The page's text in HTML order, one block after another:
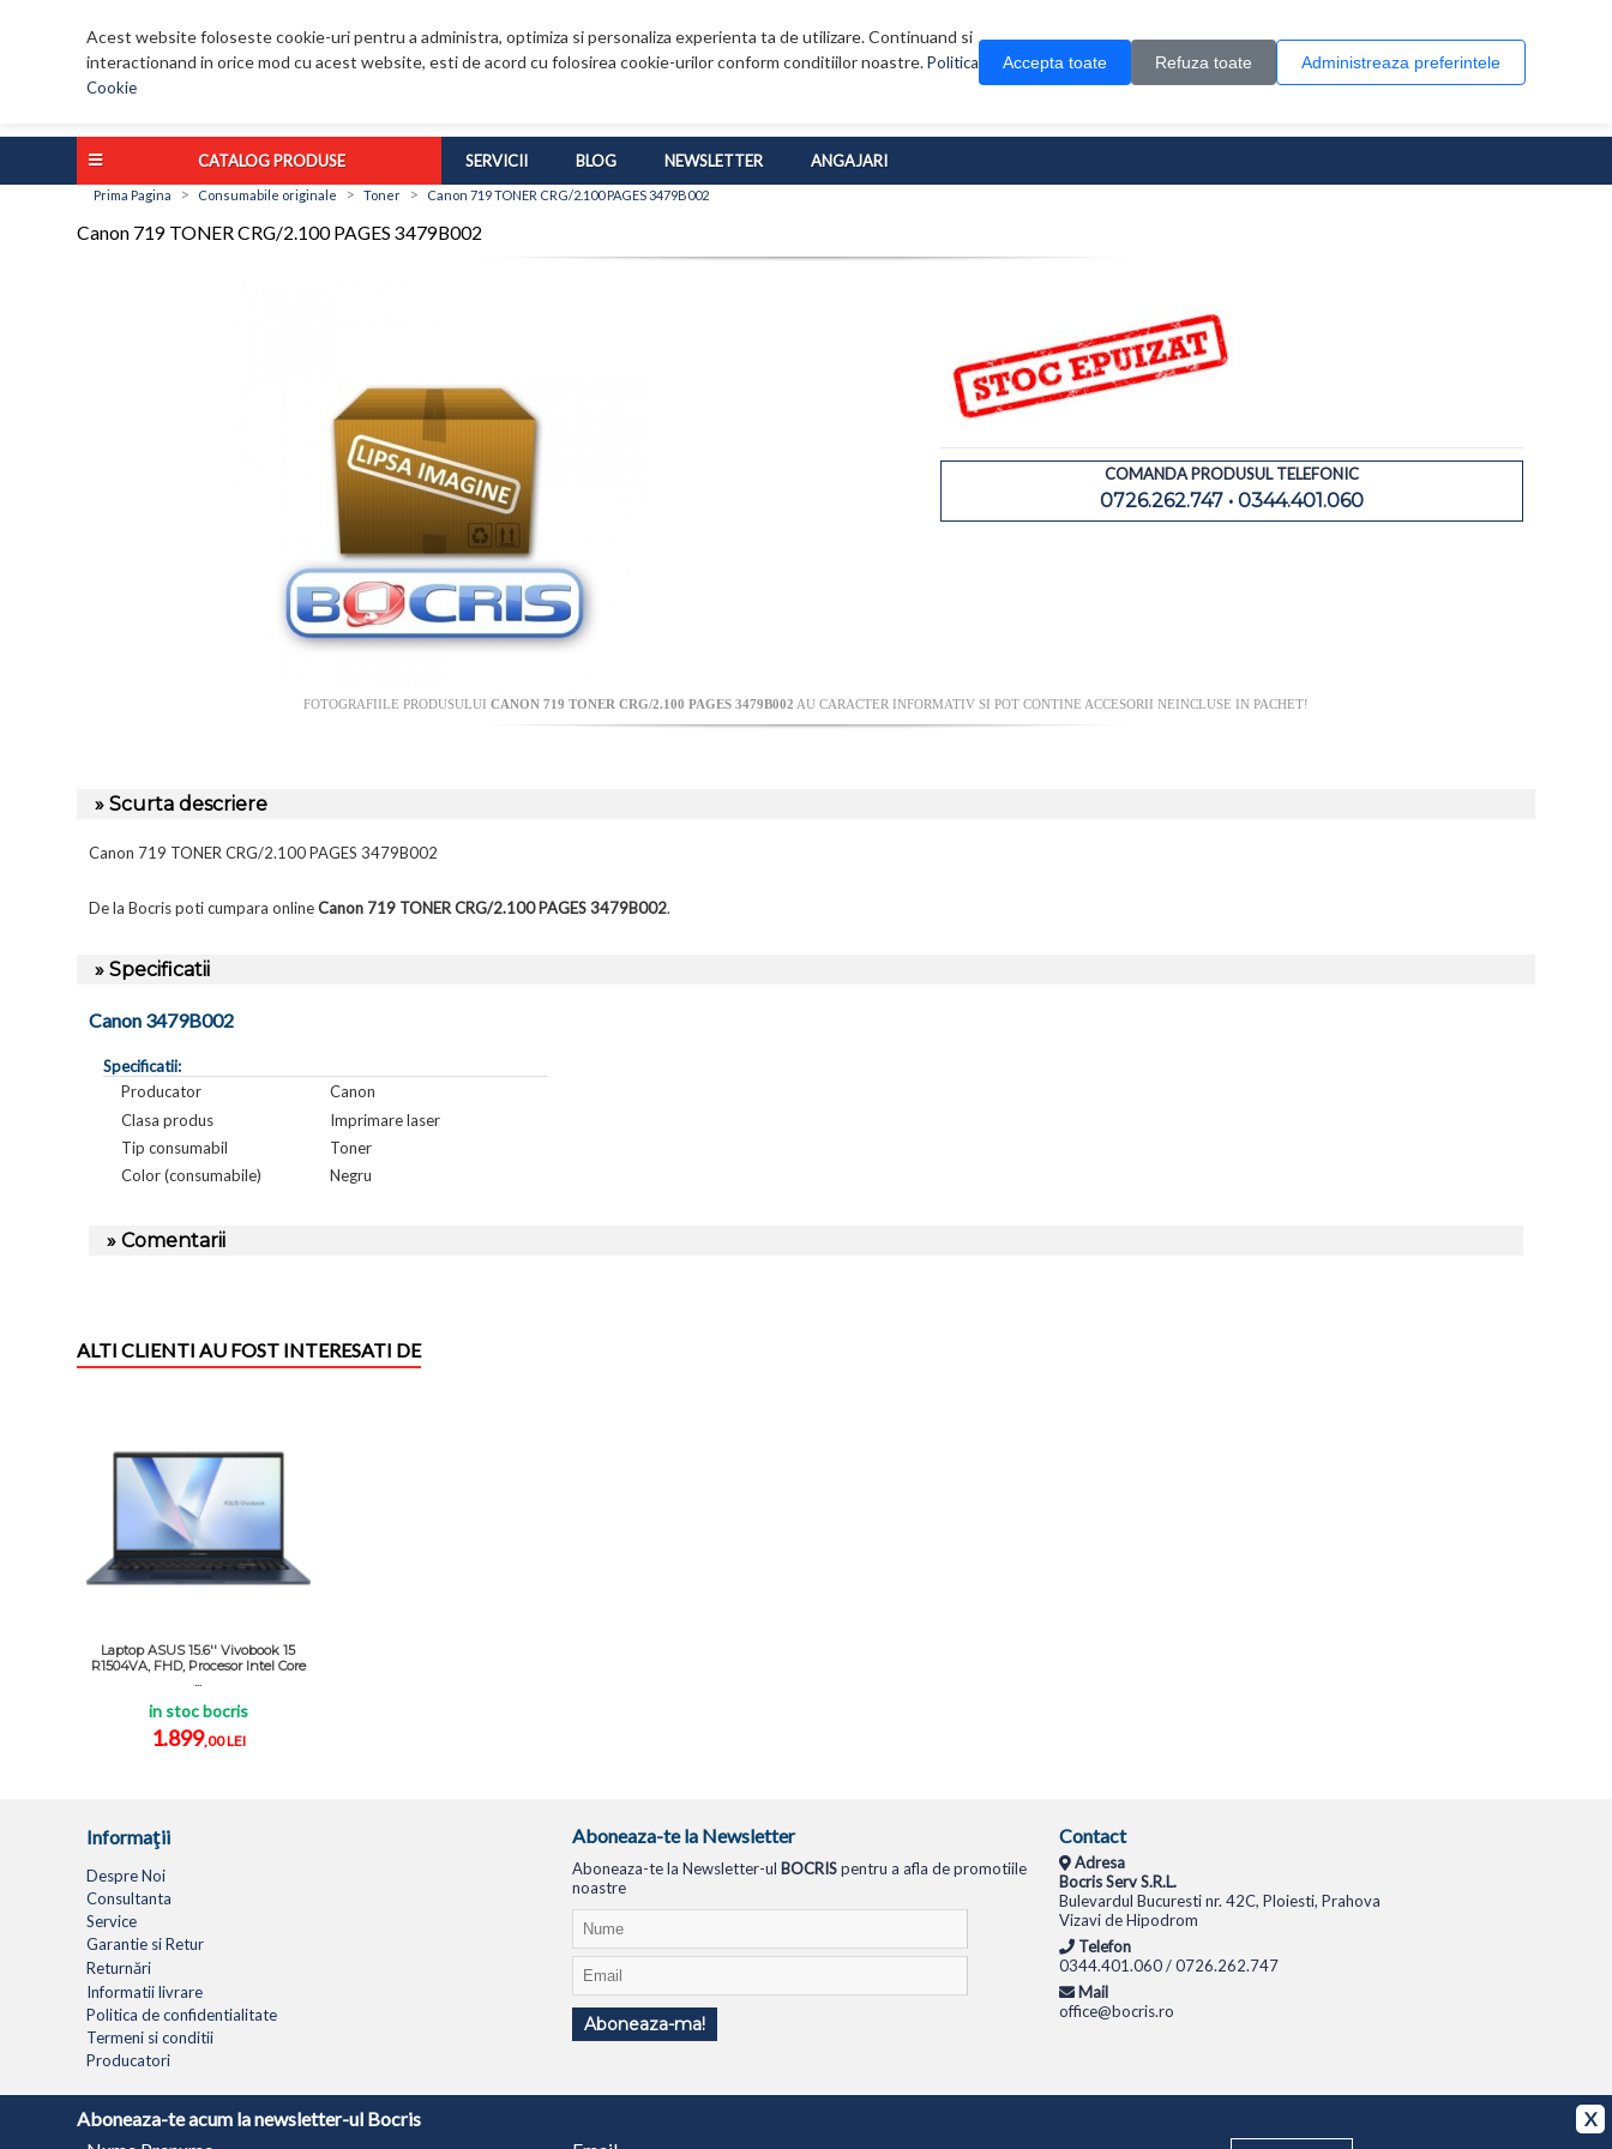
Acest website foloseste cookie-uri pentru a administra, optimiza si personaliza experienta ta de utilizare. Continuand si
interactionand in orice mod cu acest website, esti de acord cu folosirea cookie-urilor conform conditiilor noastre.Politica
Cookie
Accepta toate Refuza toate Administreaza preferintele
Aboneaza-te acum la newsletter-ul Bocris
X
0 produs(e)
CATALOG PRODUSE SERVICII BLOG NEWSLETTER ANGAJARI
Prima Pagina > Consumabile originale > Toner > Canon 719 TONER CRG/2.100 PAGES 3479B002
Canon 719 TONER CRG/2.100 PAGES 3479B002
COMANDA PRODUSUL TELEFONIC
0726.262.747 • 0344.401.060
FOTOGRAFIILE PRODUSULUI CANON 719 TONER CRG/2.100 PAGES 3479B002 AU CARACTER INFORMATIV SI POT CONTINE ACCESORII NEINCLUSE IN PACHET!
» Scurta descriere
Canon 719 TONER CRG/2.100 PAGES 3479B002
De la Bocris poti cumpara onlineCanon 719 TONER CRG/2.100 PAGES 3479B002.
» Specificatii
Canon 3479B002
Specificatii:
Producator
Canon
Clasa produs
Imprimare laser
Tip consumabil
Toner
Color (consumabile)
Negru
» Comentarii
ALTI CLIENTI AU FOST INTERESATI DE
Laptop ASUS 15.6'' Vivobook 15
R1504VA, FHD, Procesor Intel Core
in stoc bocris
1.899,00 LEI
Informaţii
Despre Noi
Consultanta
Service
Garantie si Retur
Returnări
Informatii livrare
Politica de confidentialitate
Termeni si conditii
Producatori
Aboneaza-te la Newsletter
Aboneaza-te la Newsletter-ul BOCRISpentru a afla de promotiile
noastre
Aboneaza-ma!
Contact
Adresa
Bocris Serv S.R.L.
Bulevardul Bucuresti nr. 42C, Ploiesti, Prahova
Vizavi de Hipodrom
Telefon
0344.401.060 / 0726.262.747
Mail
office@bocris.ro
LAPTOPURI NETBOOK TABLETE MULTIFUNCTIONALE SISTEME PC MONITOARE TELEVIZOARE ROUTERE SWITCH-URI APARATE FOTO CAMERE VIDEO CAMERE DE SUPRAVEGHERE